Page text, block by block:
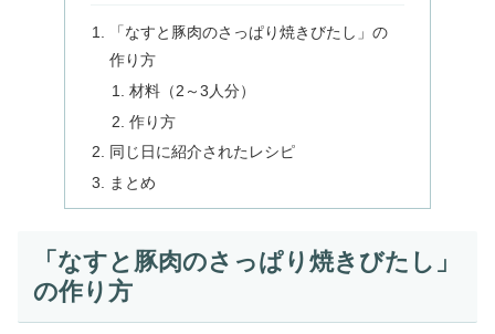
「なすと豚肉のさっぱり焼きびたし」の
作り方
材料（2～3人分）
作り方
同じ日に紹介されたレシピ
まとめ
「なすと豚肉のさっぱり焼きびたし」
の作り方